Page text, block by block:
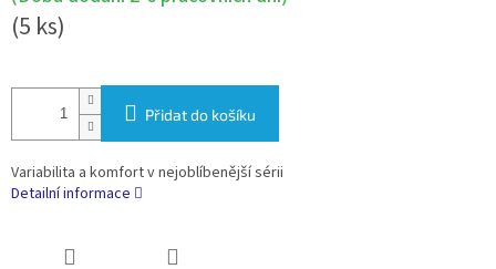
(5 ks)
Přidat do košíku
Variabilita a komfort v nejoblíbenější sérii
Detailní informace